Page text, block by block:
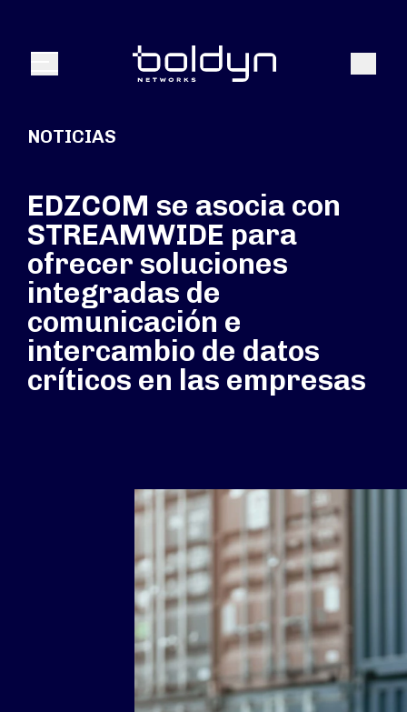
Menú Buscar
NOTICIAS
EDZCOM se asocia con
STREAMWIDE para
ofrecer soluciones
integradas de
comunicación e
intercambio de datos
críticos en las empresas